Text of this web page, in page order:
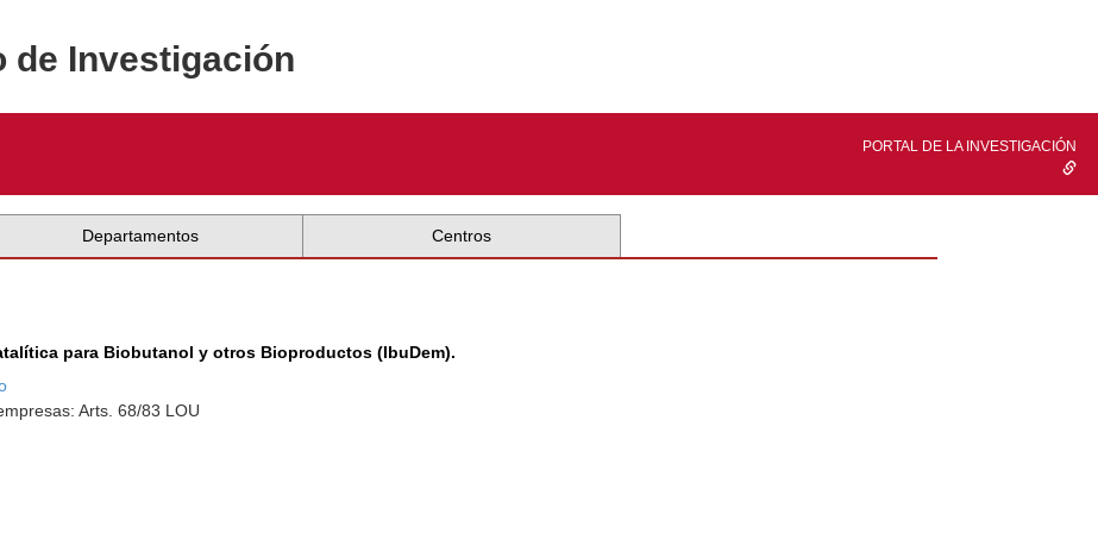
de Investigación
PORTAL DE LA INVESTIGACIÓN
Departamentos Centros
para Biobutanol y otros Bioproductos (IbuDem).
Arts. 68/83 LOU